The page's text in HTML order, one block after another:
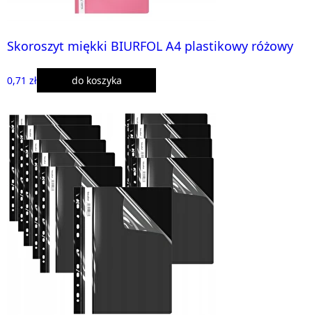
Skoroszyt miękki BIURFOL A4 plastikowy różowy
0,71 zł do koszyka